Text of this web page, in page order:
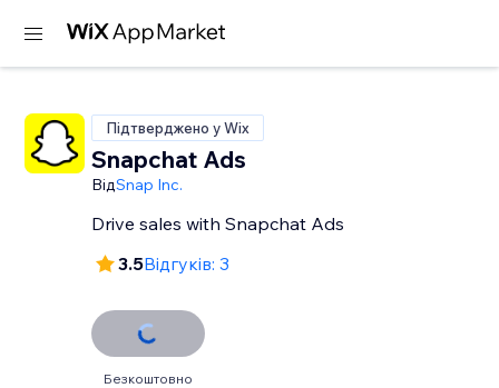
Підтверджено у Wix
Snapchat Ads
ВідSnap Inc.
Drive sales with Snapchat Ads
3.5Відгуків: 3
Безкоштовно